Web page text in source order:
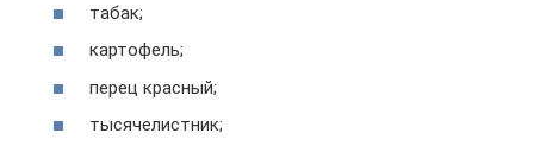
табак;
картофель;
перец красный;
тысячелистник;